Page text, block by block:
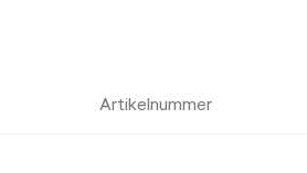
Artikelnummer